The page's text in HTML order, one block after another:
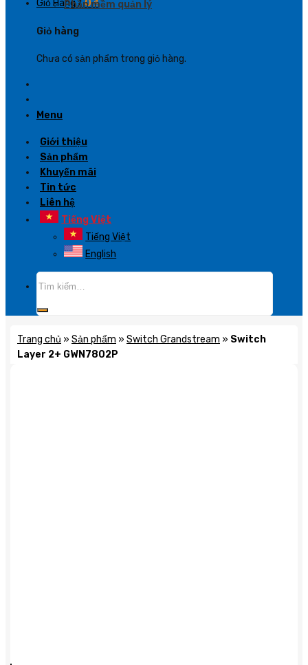
Giỏ Hàng /0₫
Giỏ hàng
Chưa có sản phẩm trong giỏ hàng.
Menu
Phần mềm quản lý
Giới thiệu
Sản phẩm
Khuyến mãi
Tin tức
Liên hệ
Tiếng Việt
Tiếng Việt
English
Trang chủ » Sản phẩm » Switch Grandstream » Switch
Layer 2+ GWN7802P